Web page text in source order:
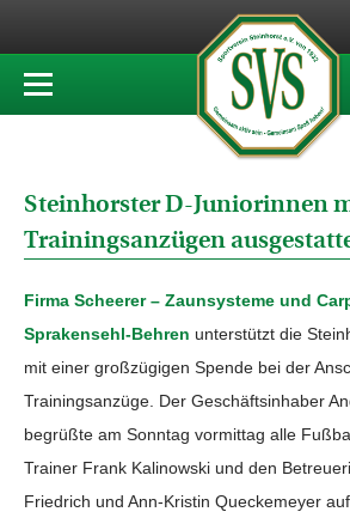
Steinhorster D-Juniorinnen
Trainingsanzügen
Firma Scheerer – Zaunsysteme und
Sprakensehl-Behren unterstützt die
mit einer großzügigen Spende bei der
Trainingsanzüge. Der Geschäftsinhaber
begrüßte am Sonntag vormittag alle
Trainer Frank Kalinowski und den
Friedrich und Ann-Kristin Queckemeyer